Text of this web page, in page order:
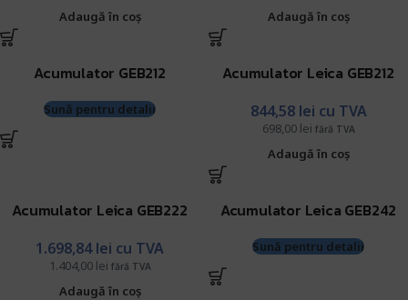
Adaugă în coș Adaugă în coș
Acumulator GEB212
Sună pentru detalii
Acumulator Leica GEB212
698,00 lei fără TVA
844,58 lei cu TVA
Adaugă în coș
Acumulator Leica GEB222
1.404,00 lei fără TVA
1.698,84lei cu TVA
Adaugă în coș
Acumulator Leica GEB242
Sună pentru detalii